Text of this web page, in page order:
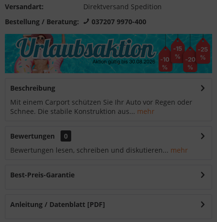
Versandart:
Direktversand Spedition
Bestellung / Beratung:
037207 9970-400
Beschreibung
Mit einem Carport schützen Sie Ihr Auto vor Regen oder
Schnee. Die stabile Konstruktion aus... mehr
Bewertungen
0
Bewertungen lesen, schreiben und diskutieren... mehr
Best-Preis-Garantie
Anleitung / Datenblatt [PDF]